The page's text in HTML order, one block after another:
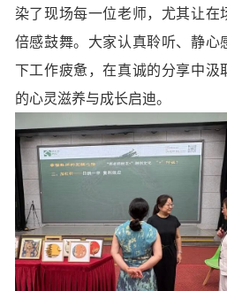
染了现场每一位老师，尤其让在
倍感鼓舞。大家认真聆听、静心
下工作疲惫，在真诚的分享中汲
的心灵滋养与成长启迪。